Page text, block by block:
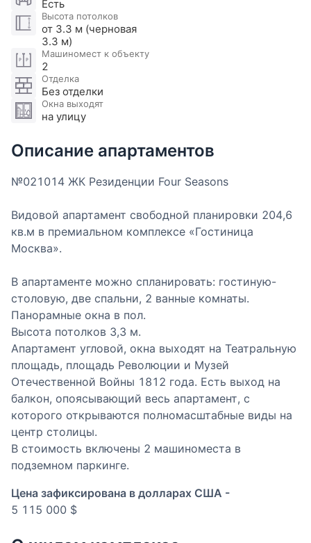
Есть
Высота потолков
от 3.3 м (черновая
3.3 м)
Машиномест к объекту
2
Отделка
Без отделки
Окна выходят
на улицу
Описание апартаментов
№021014 ЖК Резиденции Four Seasons
Видовой апартамент свободной планировки 204,6
кв.м в премиальном комплексе «Гостиница
Москва».
В апартаменте можно спланировать: гостиную-
столовую, две спальни, 2 ванные комнаты.
Панорамные окна в пол.
Высота потолков 3,3 м.
Апартамент угловой, окна выходят на Театральную
площадь, площадь Революции и Музей
Отечественной Войны 1812 года. Есть выход на
балкон, опоясывающий весь апартамент, с
которого открываются полномасштабные виды на
центр столицы.
В стоимость включены 2 машиноместа в
подземном паркинге.
Цена зафиксирована в долларах США -
5 115 000 $